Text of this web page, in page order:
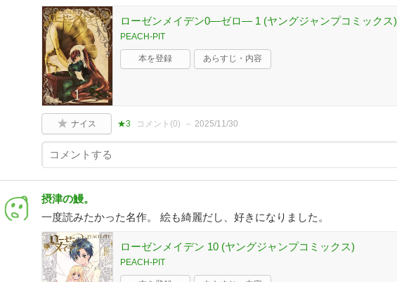
ローゼンメイデン0―ゼロ― 1 (ヤングジャンプコミックス)
PEACH-PIT
本を登録 あらすじ・内容
ナイス ★3 コメント(0) 2025/11/30
摂津の鰻。
一度読みたかった名作。 絵も綺麗だし、好きになりました。
ローゼンメイデン 10 (ヤングジャンプコミックス)
PEACH-PIT